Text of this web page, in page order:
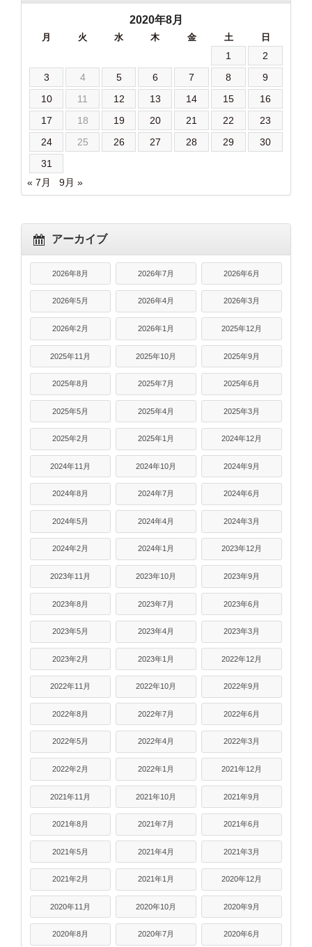
2020年8月
月 火 水 木 金 土 日
1
2
3
4 5 6 7 8
9
10
11 12 13 14 15
16
17
18 19 20 21 22
23
24
25 26 27 28 29
30
31
« 7月
9月 »
アーカイブ
2026年8月 2026年7月 2026年6月
2026年5月 2026年4月 2026年3月
2026年2月 2026年1月 2025年12月
2025年11月 2025年10月 2025年9月
2025年8月 2025年7月 2025年6月
2025年5月 2025年4月 2025年3月
2025年2月 2025年1月 2024年12月
2024年11月 2024年10月 2024年9月
2024年8月 2024年7月 2024年6月
2024年5月 2024年4月 2024年3月
2024年2月 2024年1月 2023年12月
2023年11月 2023年10月 2023年9月
2023年8月 2023年7月 2023年6月
2023年5月 2023年4月 2023年3月
2023年2月 2023年1月 2022年12月
2022年11月 2022年10月 2022年9月
2022年8月 2022年7月 2022年6月
2022年5月 2022年4月 2022年3月
2022年2月 2022年1月 2021年12月
2021年11月 2021年10月 2021年9月
2021年8月 2021年7月 2021年6月
2021年5月 2021年4月 2021年3月
2021年2月 2021年1月 2020年12月
2020年11月 2020年10月 2020年9月
2020年8月 2020年7月 2020年6月